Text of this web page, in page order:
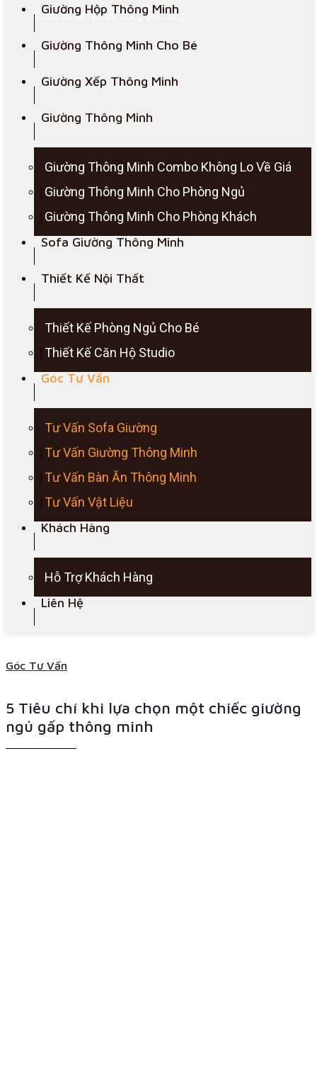
Chưa có sản phẩm trong giỏ hàng.
Giường Hộp Thông Minh
Giường Thông Minh Cho Bé
Giường Xếp Thông Minh
Giường Thông Minh
Giường Thông Minh Combo Không Lo Về Giá
Giường Thông Minh Cho Phòng Ngủ
Giường Thông Minh Cho Phòng Khách
Sofa Giường Thông Minh
Thiết Kế Nội Thất
Thiết Kế Phòng Ngủ Cho Bé
Thiết Kế Căn Hộ Studio
Góc Tư Vấn
Tư Vấn Sofa Giường
Tư Vấn Giường Thông Minh
Tư Vấn Bàn Ăn Thông Minh
Tư Vấn Vật Liệu
Khách Hàng
Hỗ Trợ Khách Hàng
Liên Hệ
Góc Tư Vấn
5 Tiêu chí khi lựa chọn một chiếc giường
ngủ gấp thông minh